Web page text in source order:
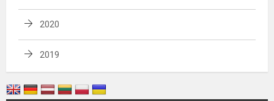
2020
2019